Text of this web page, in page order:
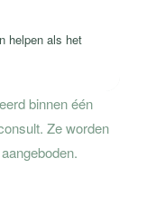
helpen als het
binnen één
Ze worden